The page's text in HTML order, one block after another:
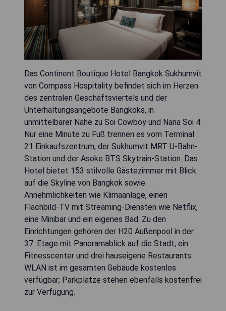
Das Continent Boutique Hotel Bangkok Sukhumvit
von Compass Hospitality befindet sich im Herzen
des zentralen Geschäftsviertels und der
Unterhaltungsangebote Bangkoks, in
unmittelbarer Nähe zu Soi Cowboy und Nana Soi 4.
Nur eine Minute zu Fuß trennen es vom Terminal
21 Einkaufszentrum, der Sukhumvit MRT U-Bahn-
Station und der Asoke BTS Skytrain-Station. Das
Hotel bietet 153 stilvolle Gästezimmer mit Blick
auf die Skyline von Bangkok sowie
Annehmlichkeiten wie Klimaanlage, einen
Flachbild-TV mit Streaming-Diensten wie Netflix,
eine Minibar und ein eigenes Bad. Zu den
Einrichtungen gehören der H20 Außenpool in der
37. Etage mit Panoramablick auf die Stadt, ein
Fitnesscenter und drei hauseigene Restaurants.
WLAN ist im gesamten Gebäude kostenlos
verfügbar; Parkplätze stehen ebenfalls kostenfrei
zur Verfügung.